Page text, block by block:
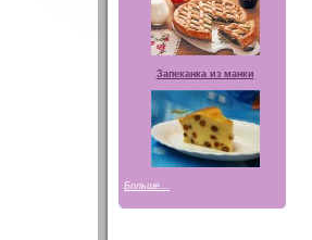
Запеканка из манки
Больше...